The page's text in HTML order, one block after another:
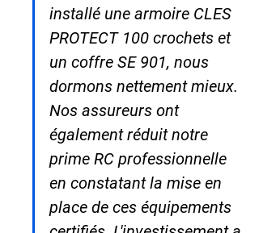
installé une armoire CLES
PROTECT 100 crochets et
un coffre SE 901, nous
dormons nettement mieux.
Nos assureurs ont
également réduit notre
prime RC professionnelle
en constatant la mise en
place de ces équipements